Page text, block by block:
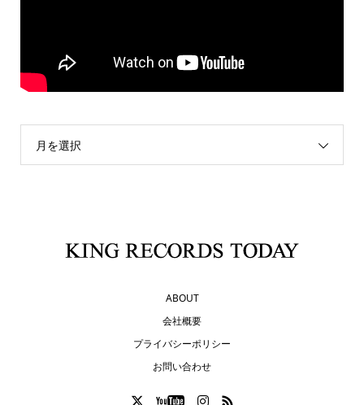
月を選択
ABOUT
会社概要
プライバシーポリシー
お問い合わせ